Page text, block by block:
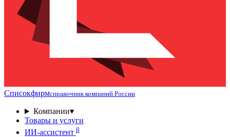
Списокфирмсправочник компаний России
Компании▾
Товары и услуги
ИИ-ассистент β